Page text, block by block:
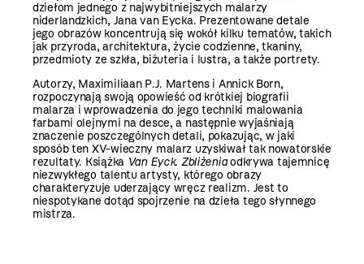
dziełom jednego z najwybitniejszych malarzy
niderlandzkich, Jana van Eycka. Prezentowane detale
jego obrazów koncentrują się wokół kilku tematów, takich
jak przyroda, architektura, życie codzienne, tkaniny,
przedmioty ze szkła, biżuteria i lustra, a także portrety.
Autorzy, Maximiliaan P.J. Martens i Annick Born,
rozpoczynają swoją opowieść od krótkiej biografii
malarza i wprowadzenia do jego techniki malowania
farbami olejnymi na desce, a następnie wyjaśniają
znaczenie poszczególnych detali, pokazując, w jaki
sposób ten XV-wieczny malarz uzyskiwał tak nowatorskie
rezultaty. Książka Van Eyck. Zbliżeniaodkrywa tajemnicę
niezwykłego talentu artysty, którego obrazy
charakteryzuje uderzający wręcz realizm. Jest to
niespotykane dotąd spojrzenie na dzieła tego słynnego
mistrza.